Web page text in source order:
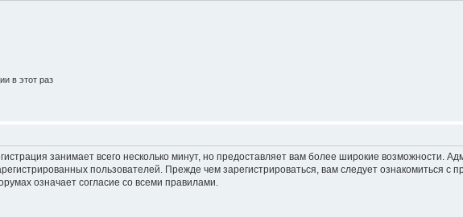
в этот раз
занимает всего несколько минут, но предоставляет вам более широкие возможности.
пользователей. Прежде чем зарегистрироваться, вам следует ознакомиться с
означает согласие со всеми правилами.